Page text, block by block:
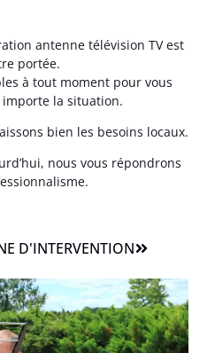
antenne télévision TV est
portée.
à tout moment pour vous
la situation.
bien les besoins locaux.
nous vous répondrons
D'INTERVENTION